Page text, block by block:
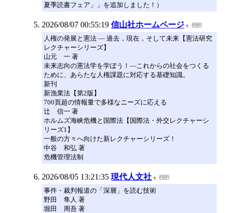
夏季読書フェア」」を追加しました！）
2026/08/07 00:55:19 信山社ホームページ
人権の発展と憲法 ― 過去，現在，そして未来【憲法研究
レクチャーシリーズ】
山元 一 著
未来志向の憲法学を学ぼう！―これからの社会をつくる
ために、あらたな人権課題に対応する基礎知識。
新刊
新漁業法【第2版】
700頁超の情報量で多様なニーズに応える
辻 信一 著
ホルムズ海峡危機と国際法【国際法・外交レクチャーシ
リーズ1】
一般の方々へ向けた新レクチャーシリーズ！
中谷 和弘 著
危機管理法制
2026/08/05 13:21:35 現代人文社
事件・裁判報道の「深層」を読む技術
野田 隼人 著
堀田 周吾 著